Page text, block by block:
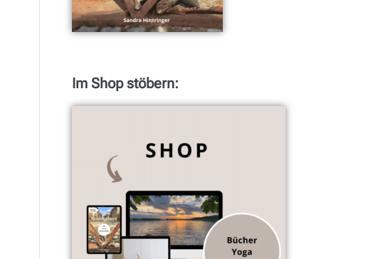
Im Shop stöbern: